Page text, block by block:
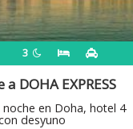
3
DOHA EXPRESS
noche en Doha, hotel 4
desyuno